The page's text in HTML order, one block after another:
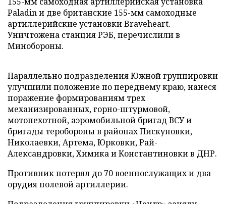
Paladin и две британские 155-мм самоходные
артиллерийские установки Braveheart.
Уничтожена станция РЭБ, перечислили в
Минобороны.
Параллельно подразделения Южной группировки
улучшили положение по переднему краю, нанеся
поражение формированиям трех
механизированных, горно-штурмовой,
мотопехотной, аэромобильной бригад ВСУ и
бригады теробороны в районах Пискуновки,
Николаевки, Артема, Юрковки, Рай-
Александровки, Химика и Константиновки в ДНР.
Противник потерял до 70 военнослужащих и два
орудия полевой артиллерии.